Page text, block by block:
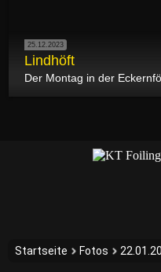
25.12.2023
Lindhöft
Der Montag in der
Startseite Fotos